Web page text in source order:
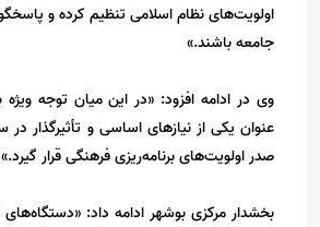
اولویت‌های نظام اسلامی تنظیم کرده و
جامعه باشند.»
وی در ادامه افزود: «در این میان توجه
عنوان یکی از نیازهای اساسی و تأثیرگذار
صدر اولویت‌های برنامه‌ریزی فرهنگی قرار گیرد.»
بخشدار مرکزی بوشهر ادامه داد: